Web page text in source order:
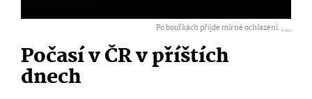
Po bouřkách přijde mírné ochlazení. ,...
Počasí v ČR v příštích
dnech